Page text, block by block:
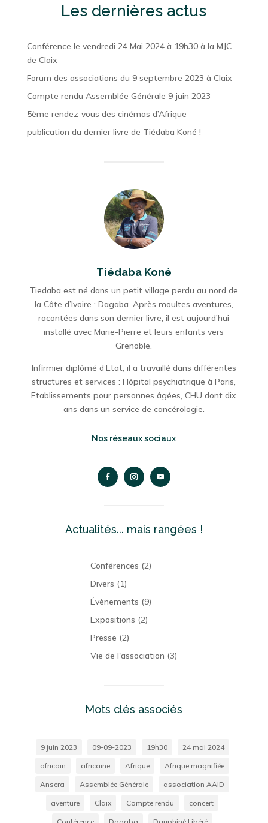
Les dernières actus
Conférence le vendredi 24 Mai 2024 à 19h30 à la MJC
de Claix
Forum des associations du 9 septembre 2023 à Claix
Compte rendu Assemblée Générale 9 juin 2023
5ème rendez-vous des cinémas d’Afrique
publication du dernier livre de Tiédaba Koné !
Tiédaba Koné
Tiedaba est né dans un petit village perdu au nord de
la Côte d’Ivoire : Dagaba. Après moultes aventures,
racontées dans son dernier livre,il est aujourd’hui
installé avec Marie-Pierre et leurs enfants vers
Grenoble.
Infirmier diplômé d’Etat, il a travaillé dans différentes
structures et services : Hôpital psychiatrique à Paris,
Etablissements pour personnes âgées, CHU dont dix
ans dans un service de cancérologie.
Nos réseaux sociaux
Actualités... mais rangées !
Conférences (2)
Divers (1)
Évènements (9)
Expositions (2)
Presse (2)
Vie de l'association (3)
Mots clés associés
9 juin 2023 09-09-2023 19h30 24 mai 2024
africain africaine Afrique Afrique magnifiée
Ansera Assemblée Générale association AAID
aventure Claix Compte rendu concert